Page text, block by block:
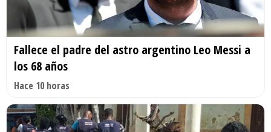
Fallece el padre del astro argentino Leo Messi a
los 68 años
Hace 10 horas